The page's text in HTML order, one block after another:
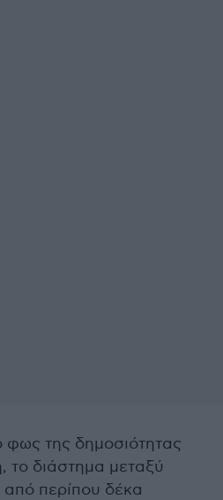
της δημοσιότητας
το διάστημα μεταξύ
περίπου δέκα